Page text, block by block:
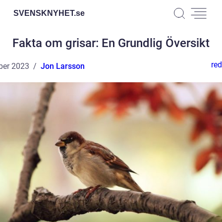
SVENSKNYHET.se
Fakta om grisar: En Grundlig Översikt
2023 Jon Larsson